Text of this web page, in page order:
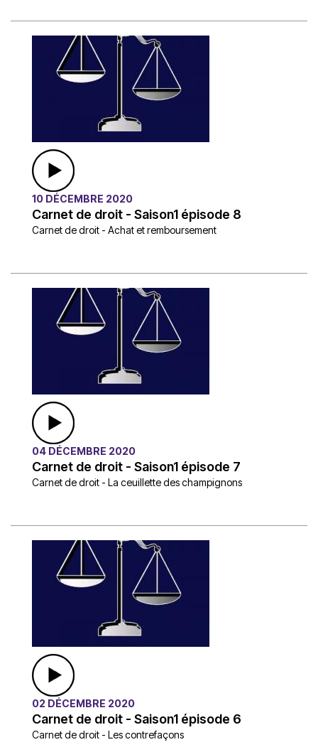
10 DÉCEMBRE 2020
Carnet de droit - Saison1 épisode 8
Carnet de droit - Achat et remboursement
04 DÉCEMBRE 2020
Carnet de droit - Saison1 épisode 7
Carnet de droit - La ceuillette des champignons
02 DÉCEMBRE 2020
Carnet de droit - Saison1 épisode 6
Carnet de droit - Les contrefaçons